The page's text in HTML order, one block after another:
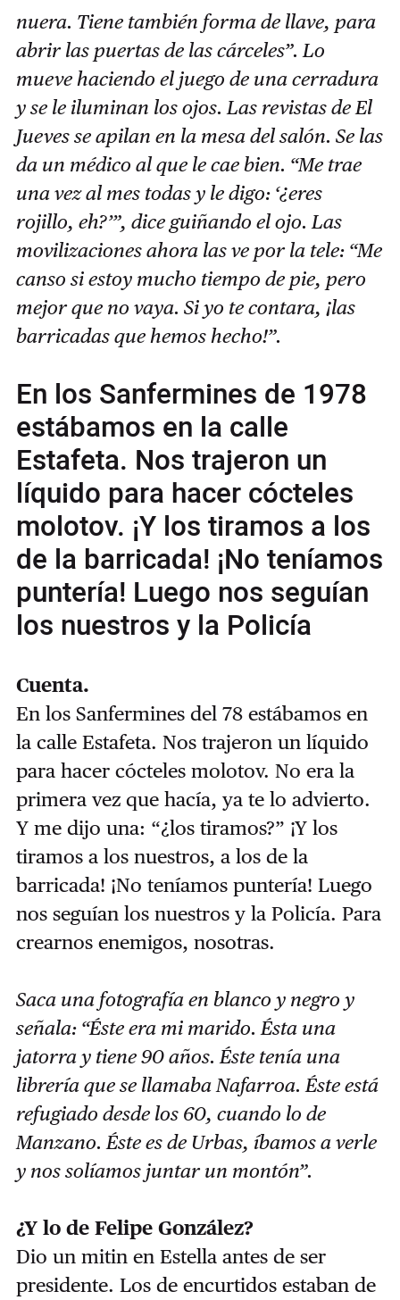
nuera. Tiene también forma de llave, para
abrir las puertas de las cárceles”. Lo
mueve haciendo el juego de una cerradura
y se le iluminan los ojos. Las revistas de El
Jueves se apilan en la mesa del salón. Se las
da un médico al que le cae bien. “Me trae
una vez al mes todas y le digo: ‘¿eres
rojillo, eh?’”, dice guiñando el ojo. Las
movilizaciones ahora las ve por la tele: “Me
canso si estoy mucho tiempo de pie, pero
mejor que no vaya. Si yo te contara, ¡las
barricadas que hemos hecho!”.
En los Sanfermines de 1978
estábamos en la calle
Estafeta. Nos trajeron un
líquido para hacer cócteles
molotov. ¡Y los tiramos a los
de la barricada! ¡No teníamos
puntería! Luego nos seguían
los nuestros y la Policía
Cuenta.
En los Sanfermines del 78 estábamos en
la calle Estafeta. Nos trajeron un líquido
para hacer cócteles molotov. No era la
primera vez que hacía, ya te lo advierto.
Y me dijo una: “¿los tiramos?” ¡Y los
tiramos a los nuestros, a los de la
barricada! ¡No teníamos puntería! Luego
nos seguían los nuestros y la Policía. Para
crearnos enemigos, nosotras.
Saca una fotografía en blanco y negro y
señala: “Éste era mi marido. Ésta una
jatorra y tiene 90 años. Éste tenía una
librería que se llamaba Nafarroa. Éste está
refugiado desde los 60, cuando lo de
Manzano. Éste es de Urbas, íbamos a verle
y nos solíamos juntar un montón”.
¿Y lo de Felipe González?
Dio un mitin en Estella antes de ser
presidente. Los de encurtidos estaban de